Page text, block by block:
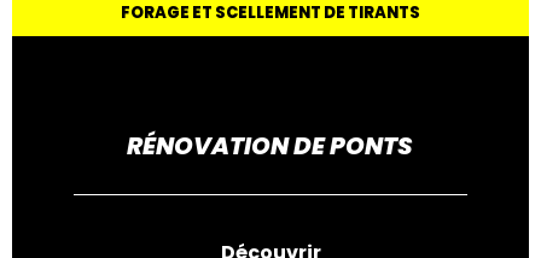
FORAGE ET SCELLEMENT DE TIRANTS
RÉNOVATION DE PONTS